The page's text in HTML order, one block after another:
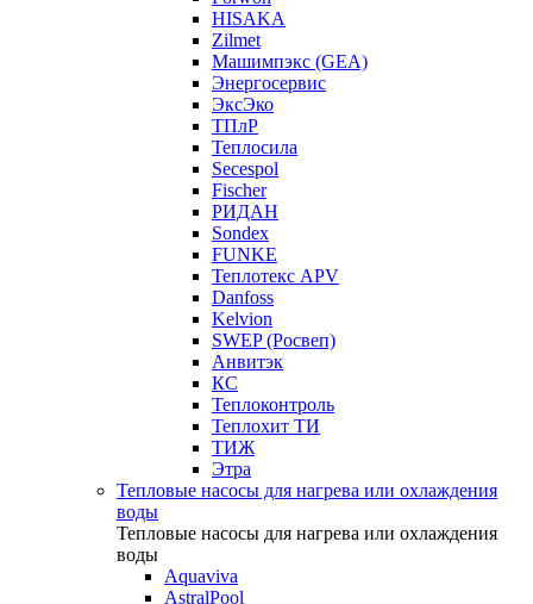
HISAKA
Zilmet
Машимпэкс (GEA)
Энергосервис
ЭксЭко
ТПлР
Теплосила
Secespol
Fischer
РИДАН
Sondex
FUNKE
Теплотекс APV
Danfoss
Kelvion
SWEP (Росвеп)
Анвитэк
КС
Теплоконтроль
Теплохит ТИ
ТИЖ
Этра
Тепловые насосы для нагрева или охлаждения
воды
Тепловые насосы для нагрева или охлаждения
воды
Aquaviva
AstralPool